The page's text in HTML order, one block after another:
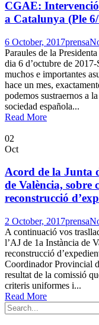
CGAE:
a Catalunya (Ple
6 October, 2017prensa
Paraules de la
dia 6 d’octubre de
muchos e importantes
hace un mes,
podemos sustraernos a
sociedad española...
Read More
02
Oct
Acord de la Junta
de València, sobre
reconstrucció
2 October, 2017prensa
A continuació vos
l’AJ de 1a Instància de
reconstrucció
Coordinador Provincial
resultat de la comissió
criteris uniformes i...
Read More